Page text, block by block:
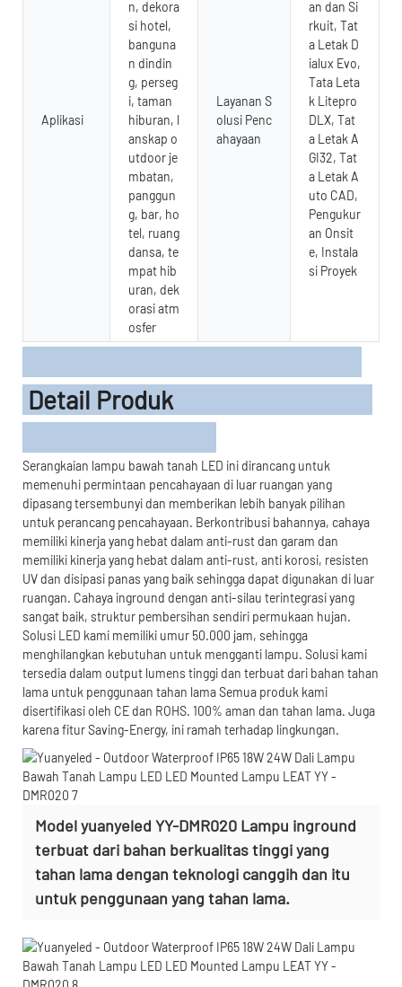
Aplikasi
n, dekora
si hotel,
banguna
n dindin
g, perseg
i, taman
hiburan, l
anskap o
utdoor je
mbatan,
panggun
g, bar, ho
tel, ruang
dansa, te
mpat hib
uran, dek
orasi atm
osfer
Layanan S
olusi Penc
ahayaan
an dan Si
rkuit, Tat
a Letak D
ialux Evo,
Tata Leta
k Litepro
DLX, Tat
a Letak A
GI32, Tat
a Letak A
uto CAD,
Pengukur
an Onsit
e, Instala
si Proyek
Detail Produk
Serangkaian lampu bawah tanah LED ini dirancang untuk
memenuhi permintaan pencahayaan di luar ruangan yang
dipasang tersembunyi dan memberikan lebih banyak pilihan
untuk perancang pencahayaan. Berkontribusi bahannya, cahaya
memiliki kinerja yang hebat dalam anti-rust dan garam dan
memiliki kinerja yang hebat dalam anti-rust, anti korosi, resisten
UV dan disipasi panas yang baik sehingga dapat digunakan di luar
ruangan. Cahaya inground dengan anti-silau terintegrasi yang
sangat baik, struktur pembersihan sendiri permukaan hujan.
Solusi LED kami memiliki umur 50.000 jam, sehingga
menghilangkan kebutuhan untuk mengganti lampu. Solusi kami
tersedia dalam output lumens tinggi dan terbuat dari bahan tahan
lama untuk penggunaan tahan lama Semua produk kami
disertifikasi oleh CE dan ROHS. 100% aman dan tahan lama. Juga
karena fitur Saving-Energy, ini ramah terhadap lingkungan.
Model yuanyeled YY-DMR020 Lampu inground
terbuat dari bahan berkualitas tinggi yang
tahan lama dengan teknologi canggih dan itu
untuk penggunaan yang tahan lama.